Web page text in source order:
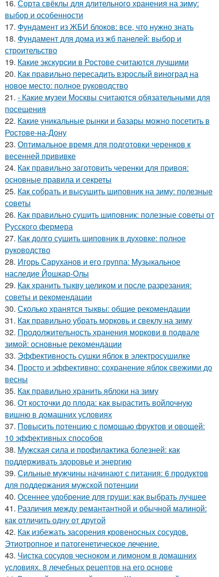
16. Сорта свёклы для длительного хранения на зиму:
выбор и особенности
17. Фундамент из ЖБИ блоков: все, что нужно знать
18. Фундамент для дома из жб панелей: выбор и
строительство
19. Какие экскурсии в Ростове считаются лучшими
20. Как правильно пересадить взрослый виноград на
новое место: полное руководство
21. - Какие музеи Москвы считаются обязательными для
посещения
22. Какие уникальные рынки и базары можно посетить в
Ростове-на-Дону
23. Оптимальное время для подготовки черенков к
весенней прививке
24. Как правильно заготовить черенки для привоя:
основные правила и секреты
25. Как собрать и высушить шиповник на зиму: полезные
советы
26. Как правильно сушить шиповник: полезные советы от
Русского фермера
27. Как долго сушить шиповник в духовке: полное
руководство
28. Игорь Саруханов и его группа: Музыкальное
наследие Йошкар-Олы
29. Как хранить тыкву целиком и после разрезания:
советы и рекомендации
30. Сколько хранятся тыквы: общие рекомендации
31. Как правильно убрать морковь и свеклу на зиму
32. Продолжительность хранения моркови в подвале
зимой: основные рекомендации
33. Эффективность сушки яблок в электросушилке
34. Просто и эффективно: сохранение яблок свежими до
весны
35. Как правильно хранить яблоки на зиму
36. От косточки до плода: как вырастить войлочную
вишню в домашних условиях
37. Повысить потенцию с помощью фруктов и овощей:
10 эффективных способов
38. Мужская сила и профилактика болезней: как
поддерживать здоровье и энергию
39. Сильные мужчины начинают с питания: 6 продуктов
для поддержания мужской потенции
40. Осеннее удобрение для груши: как выбрать лучшее
41. Различия между ремантантной и обычной малиной:
как отличить одну от другой
42. Как избежать засорения кровеносных сосудов.
Этиотропное и патогенетическое лечение.
43. Чистка сосудов чесноком и лимоном в домашних
условиях. 8 лечебных рецептов на его основе